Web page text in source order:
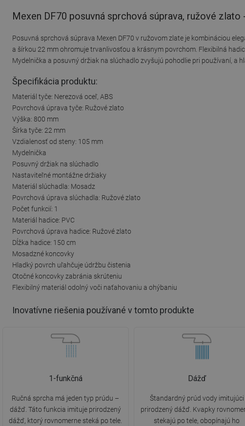
Mexen DF70 posuvná sprchová súprava, ružové zlato
Posuvná sprchová súprava Mexen DF70 v ružovom zlate je kombináciou
a šírkou 22 mm ohromuje trvanlivosťou a krásnym povrchom. Flexibilná
Mydelnička a posuvný držiak na slúchadlo zvyšujú pohodlie pri používaní, a
Špecifikácia produktu:
Materiál tyče: Nerezová oceľ, ABS
Povrchová úprava tyče: Ružové zlato
Výška: 800 mm
Šírka tyče: 22 mm
Vzdialenosť od steny: 105 mm
Mydelnička
Posuvný držiak na slúchadlo
Nastaviteľné montážne držiaky
Materiál slúchadla: Mosadz
Povrchová úprava slúchadla: Ružové zlato
Počet funkcií: 1
Materiál hadice: PVC
Povrchová úprava hadice: Ružové zlato
Dĺžka hadice: 150 cm
Mosadzné koncovky
Hladký povrch uľahčuje údržbu čistenia
Otočné koncovky zabránia skrúteniu
Flexibilný materiál odolný voči naťahovaniu a ohýbaniu
Inovatívne riešenia používané v tomto produkte
1-funkčná
Ručná sprcha má jeden typ prúdu –
dážď. Táto funkcia imituje prirodzený
dážď, ktorý rovnomerne steká po tele.
Dážď
Štandardný prúd vody imitujúci
prirodzený dážď. Kvapky
stekajú po tele, obopínajú ho